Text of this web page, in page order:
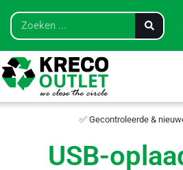
✅ Gecontroleerde &
USB-